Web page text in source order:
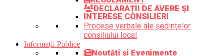
DECLARAȚII DE AVERE ȘI
INTERESE CONSILIERI
Procese verbale ale ședințelor
consiliului local
Informații Publice
Noutăți și Evenimente